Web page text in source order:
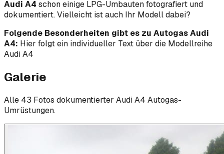
Audi A4 schon einige LPG-Umbauten fotografiert und
dokumentiert. Vielleicht ist auch Ihr Modell dabei?
Folgende Besonderheiten gibt es zu Autogas Audi
A4: Hier folgt ein individueller Text über die Modellreihe
Audi A4
Galerie
Alle 43 Fotos dokumentierter AudiA4 Autogas-
Umrüstungen.